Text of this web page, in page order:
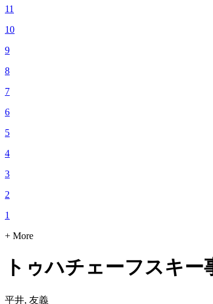
11
10
9
8
7
6
5
4
3
2
1
+ More
トゥハチェーフスキ
平井, 友義